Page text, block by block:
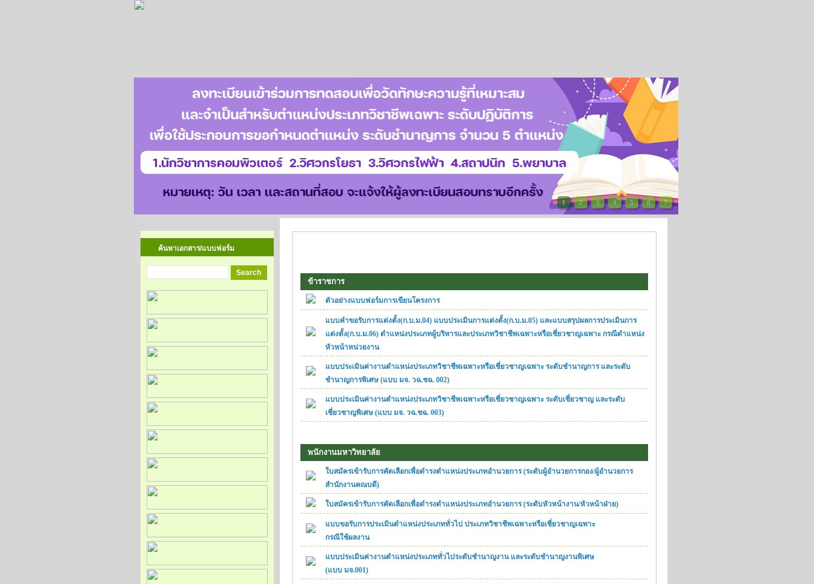
1 2 3 4 5 6 7
ค้นหาเอกสาร/แบบฟอร์ม
ข้าราชการ
ตัวอย่างแบบฟอร์มการเขียนโครงการ
แบบคำขอรับการแต่งตั้ง(ก.บ.ม.04) แบบประเมินการแต่งตั้ง(ก.บ.ม.05) และแบบสรุปผลการประเมินการ
แต่งตั้ง(ก.บ.ม.06) ตำแหน่งประเภทผู้บริหารและประเภทวิชาชีพเฉพาะหรือเชี่ยวชาญเฉพาะ กรณีตำแหน่ง
หัวหน้าหน่วยงาน
แบบประเมินค่างานตำแหน่งประเภทวิชาชีพเฉพาะหรือเชี่ยวชาญเฉพาะ ระดับชำนาญการ และระดับ
ชำนาญการพิเศษ (แบบ มจ. วฉ.ชฉ. 002)
แบบประเมินค่างานตำแหน่งประเภทวิชาชีพเฉพาะหรือเชี่ยวชาญเฉพาะ ระดับเชี่ยวชาญ และระดับ
เชี่ยวชาญพิเศษ (แบบ มจ. วฉ.ชฉ. 003)
พนักงานมหาวิทยาลัย
ใบสมัครเข้ารับการคัดเลือกเพื่อดำรงตำแหน่งประเภทอำนวยการ (ระดับผู้อำนวยการกอง/ผู้อำนวยการ
สำนักงานคณบดี)
ใบสมัครเข้ารับการคัดเลือกเพื่อดำรงตำแหน่งประเภทอำนวยการ (ระดับหัวหน้างาน/หัวหน้าฝ่าย)
แบบขอรับการประเมินตำแหน่งประเภททั่วไป ประเภทวิชาชีพเฉพาะหรือเชี่ยวชาญเฉพาะ
กรณีใช้ผลงาน
แบบประเมินค่างานตำแหน่งประเภททั่วไประดับชำนาญงาน และระดับชำนาญงานพิเศษ
(แบบ มจ.001)